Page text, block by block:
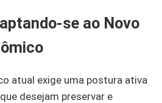
se ao Novo
atual exige uma postura ativa
desejam preservar e